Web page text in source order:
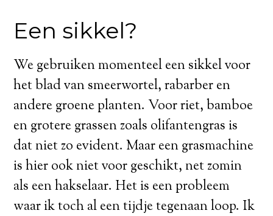
Een sikkel?
We gebruiken momenteel een sikkel voor
het blad van smeerwortel, rabarber en
andere groene planten. Voor riet, bamboe
en grotere grassen zoals olifantengras is
dat niet zo evident. Maar een grasmachine
is hier ook niet voor geschikt, net zomin
als een hakselaar. Het is een probleem
waar ik toch al een tijdje tegenaan loop. Ik